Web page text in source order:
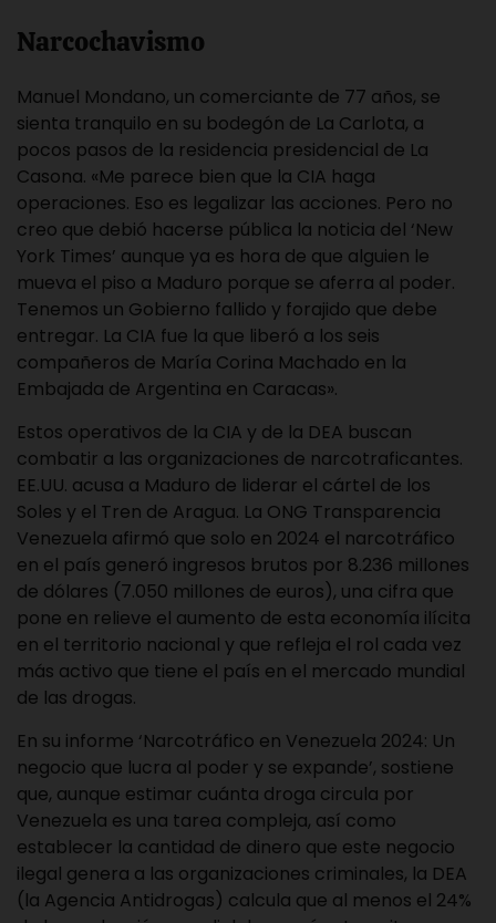
Narcochavismo
Manuel Mondano, un comerciante de 77 años, se
sienta tranquilo en su bodegón de La Carlota, a
pocos pasos de la residencia presidencial de La
Casona. «Me parece bien que la CIA haga
operaciones. Eso es legalizar las acciones. Pero no
creo que debió hacerse pública la noticia del ‘New
York Times’ aunque ya es hora de que alguien le
mueva el piso a Maduro porque se aferra al poder.
Tenemos un Gobierno fallido y forajido que debe
entregar. La CIA fue la que liberó a los seis
compañeros de María Corina Machado en la
Embajada de Argentina en Caracas».
Estos operativos de la CIA y de la DEA buscan
combatir a las organizaciones de narcotraficantes.
EE.UU. acusa a Maduro de liderar el cártel de los
Soles y el Tren de Aragua. La ONG Transparencia
Venezuela afirmó que solo en 2024 el narcotráfico
en el país generó ingresos brutos por 8.236 millones
de dólares (7.050 millones de euros), una cifra que
pone en relieve el aumento de esta economía ilícita
en el territorio nacional y que refleja el rol cada vez
más activo que tiene el país en el mercado mundial
de las drogas.
En su informe ‘Narcotráfico en Venezuela 2024: Un
negocio que lucra al poder y se expande’, sostiene
que, aunque estimar cuánta droga circula por
Venezuela es una tarea compleja, así como
establecer la cantidad de dinero que este negocio
ilegal genera a las organizaciones criminales, la DEA
(la Agencia Antidrogas) calcula que al menos el 24%